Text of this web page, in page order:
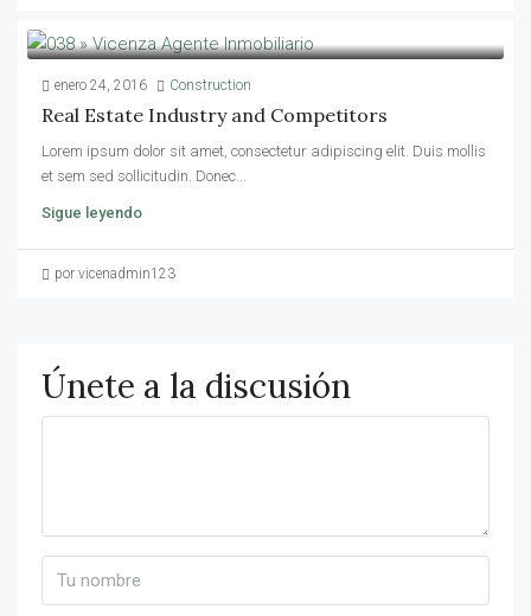
enero 24, 2016 Construction
Real Estate Industry and Competitors
Lorem ipsum dolor sit amet, consectetur adipiscing elit. Duis mollis
et sem sed sollicitudin. Donec...
Sigue leyendo
por vicenadmin123
Únete a la discusión